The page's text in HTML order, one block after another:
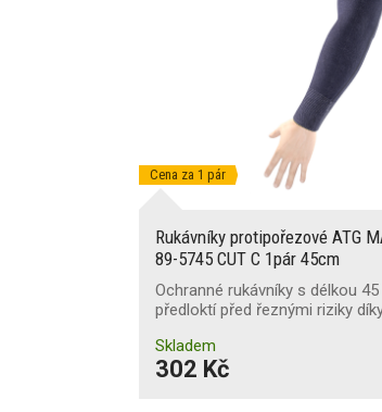
Cena za 1 pár
Rukávníky protipořezové ATG
89-5745 CUT C 1pár 45cm
Ochranné rukávníky s délkou
předloktí před řeznými riziky
Skladem
302 Kč